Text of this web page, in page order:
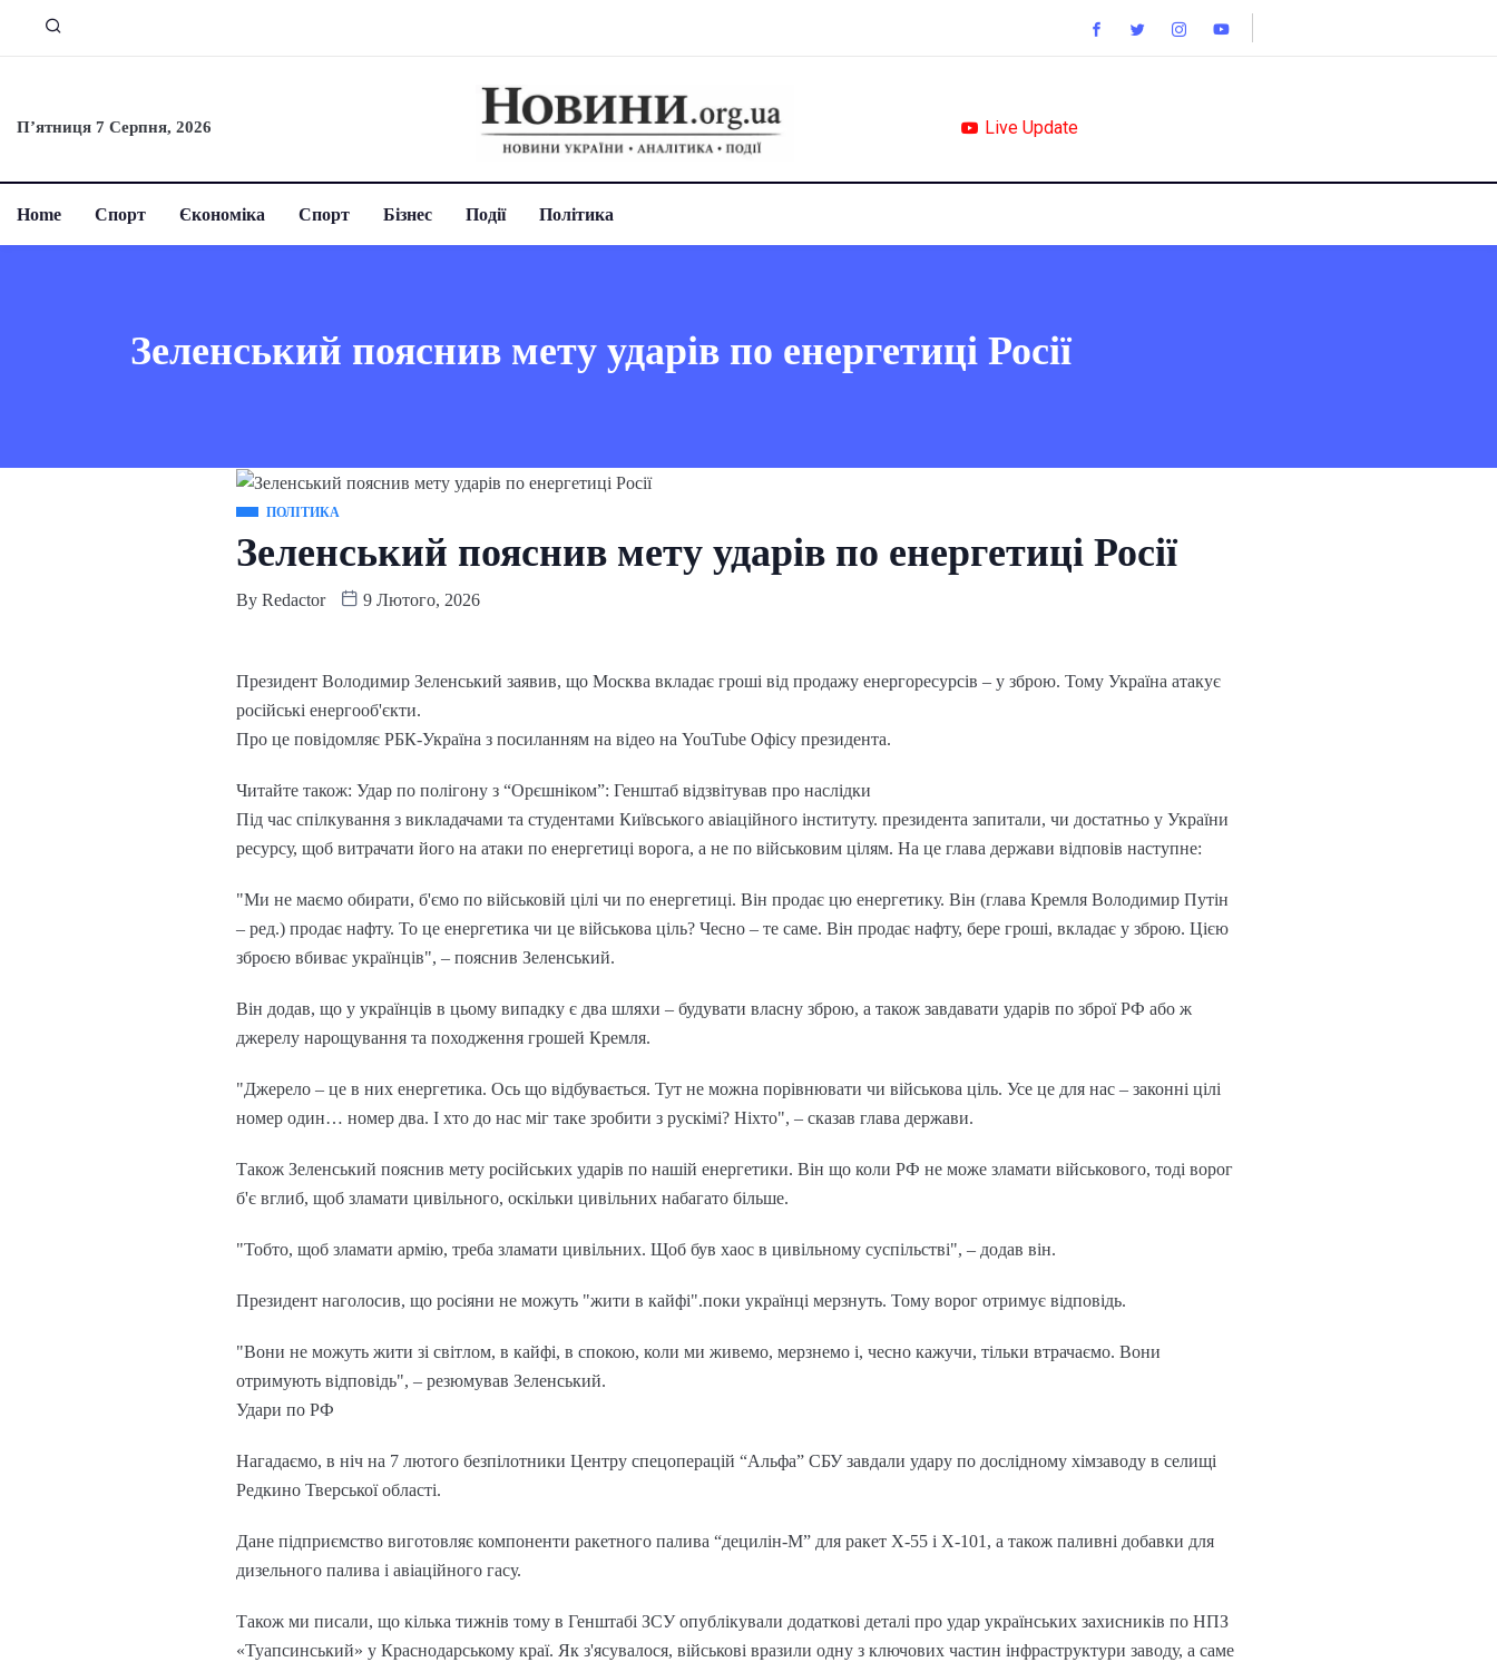
П’ятниця 7 Серпня, 2026 Live Update
Home Спорт Єкономіка Спорт Бізнес Події Політика
Зеленський пояснив мету ударів по енергетиці Росії
ПОЛІТИКА
Зеленський пояснив мету ударів по енергетиці Росії
By Redactor 9 Лютого, 2026
Президент Володимир Зеленський заявив, що Москва вкладає гроші від продажу енергоресурсів – у зброю. Тому Україна атакує
російські енергооб'єкти.
Про це повідомляє РБК-Україна з посиланням на відео на YouTube Офісу президента.
Читайте також: Удар по полігону з “Орєшніком”: Генштаб відзвітував про наслідки
Під час спілкування з викладачами та студентами Київського авіаційного інституту. президента запитали, чи достатньо у України
ресурсу, щоб витрачати його на атаки по енергетиці ворога, а не по військовим цілям. На це глава держави відповів наступне:
"Ми не маємо обирати, б'ємо по військовій цілі чи по енергетиці. Він продає цю енергетику. Він (глава Кремля Володимир Путін
– ред.) продає нафту. То це енергетика чи це військова ціль? Чесно – те саме. Він продає нафту, бере гроші, вкладає у зброю. Цією
зброєю вбиває українців", – пояснив Зеленський.
Він додав, що у українців в цьому випадку є два шляхи – будувати власну зброю, а також завдавати ударів по зброї РФ або ж
джерелу нарощування та походження грошей Кремля.
"Джерело – це в них енергетика. Ось що відбувається. Тут не можна порівнювати чи військова ціль. Усе це для нас – законні цілі
номер один… номер два. І хто до нас міг таке зробити з рускімі? Ніхто", – сказав глава держави.
Також Зеленський пояснив мету російських ударів по нашій енергетики. Він що коли РФ не може зламати військового, тоді ворог
б'є вглиб, щоб зламати цивільного, оскільки цивільних набагато більше.
"Тобто, щоб зламати армію, треба зламати цивільних. Щоб був хаос в цивільному суспільстві", – додав він.
Президент наголосив, що росіяни не можуть "жити в кайфі".поки українці мерзнуть. Тому ворог отримує відповідь.
"Вони не можуть жити зі світлом, в кайфі, в спокою, коли ми живемо, мерзнемо і, чесно кажучи, тільки втрачаємо. Вони
отримують відповідь", – резюмував Зеленський.
Удари по РФ
Нагадаємо, в ніч на 7 лютого безпілотники Центру спецоперацій “Альфа” СБУ завдали удару по дослідному хімзаводу в селищі
Редкино Тверської області.
Дане підприємство виготовляє компоненти ракетного палива “децилін-М” для ракет Х-55 і Х-101, а також паливні добавки для
дизельного палива і авіаційного гасу.
Також ми писали, що кілька тижнів тому в Генштабі ЗСУ опублікували додаткові деталі про удар українських захисників по НПЗ
«Туапсинський» у Краснодарському краї. Як з'ясувалося, військові вразили одну з ключових частин інфраструктури заводу, а саме